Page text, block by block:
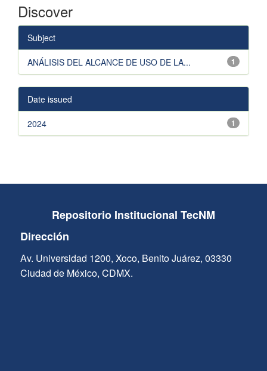
Discover
Subject
1
ANÁLISIS DEL ALCANCE DE USO DE LA...
Date issued
1
2024
Repositorio Institucional TecNM
Dirección
Av. Universidad 1200, Xoco, Benito Juárez, 03330
Ciudad de México, CDMX.